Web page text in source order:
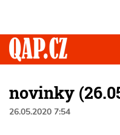
novinky
26.05.2020 7:54